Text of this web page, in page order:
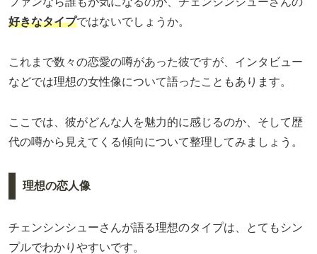
好きなタイプではないでしょうか。
これまで数々の恋愛の噂があった彼ですが、インタビュー
などでは理想の女性像について語ったこともあります。
ここでは、彼がどんな人を魅力的に感じるのか、そして歴
代の噂から見えてくる傾向について整理してみましょう。
理想の恋人像
チェンシンシューさんが語る理想のタイプは、とてもシン
プルでわかりやすいです。